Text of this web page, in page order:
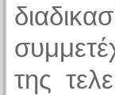
της